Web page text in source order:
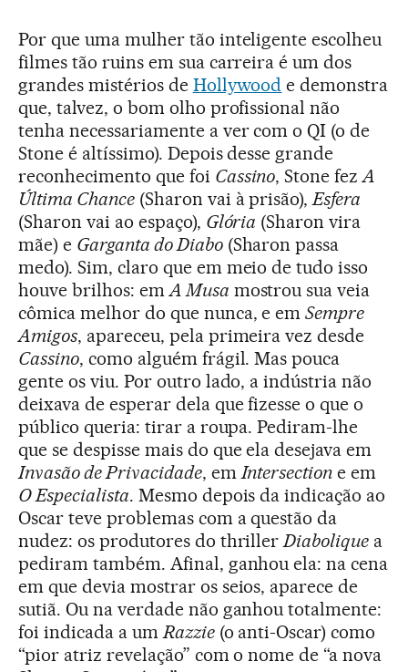
Por que uma mulher tão inteligente escolheu
filmes tão ruins em sua carreira é um dos
grandes mistérios de Hollywood e demonstra
que, talvez, o bom olho profissional não
tenha necessariamente a ver com o QI (o de
Stone é altíssimo). Depois desse grande
reconhecimento que foi Cassino, Stone fezA
Última Chance(Sharon vai à prisão),Esfera
(Sharon vai ao espaço), Glória (Sharon vira
mãe) e Garganta do Diabo(Sharon passa
medo). Sim, claro que em meio de tudo isso
houve brilhos: emA Musa mostrou sua veia
cômica melhor do que nunca, e emSempre
Amigos, apareceu, pela primeira vez desde
Cassino, como alguém frágil. Mas pouca
gente os viu. Por outro lado, a indústria não
deixava de esperar dela que fizesse o que o
público queria: tirar a roupa. Pediram-lhe
que se despisse mais do que ela desejava em
Invasão de Privacidade, emIntersection e em
O Especialista. Mesmo depois da indicação ao
Oscar teve problemas com a questão da
nudez: os produtores do thrillerDiabolique a
pediram também. Afinal, ganhou ela: na cena
em que devia mostrar os seios, aparece de
sutiã. Ou na verdade não ganhou totalmente:
foi indicada a umRazzie(o anti-Oscar) como
“pior atriz revelação” com o nome de “a nova